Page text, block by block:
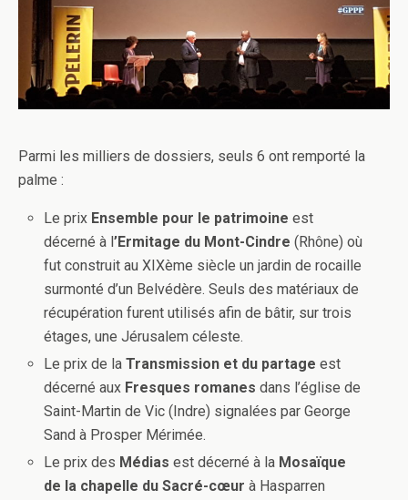
Parmi les milliers de dossiers, seuls 6 ont remporté la
palme :
Le prix Ensemble pour le patrimoine est
décerné à l’Ermitage du Mont-Cindre(Rhône) où
fut construit au XIXème siècle un jardin de rocaille
surmonté d’un Belvédère. Seuls des matériaux de
récupération furent utilisés afin de bâtir, sur trois
étages, une Jérusalem céleste.
Le prix de laTransmission et du partage est
décerné aux Fresques romanes dans l’église de
Saint-Martin de Vic (Indre) signalées par George
Sand à Prosper Mérimée.
Le prix des Médiasest décerné à la Mosaïque
de la chapelle du Sacré-cœur à Hasparren